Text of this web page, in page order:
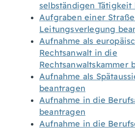
selbständigen Tätigkeit
Aufgraben einer
Leitungsverlegung
Aufnahme als
Rechtsanwalt in die
Rechtsanwaltskammer
Aufnahme als
beantragen
Aufnahme in die
beantragen
Aufnahme in die